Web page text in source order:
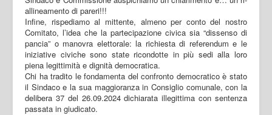
allineamento di pareri!!!
Infine, rispediamo al mittente, almeno per conto del nostro
Comitato, l’idea che la partecipazione civica sia “dissenso di
pancia” o manovra elettorale: la richiesta di referendum e le
iniziative civiche sono state ricondotte in più sedi alla loro
piena legittimità e dignità democratica.
Chi ha tradito le fondamenta del confronto democratico è stato
il Sindaco e la sua maggioranza in Consiglio comunale, con la
delibera 37 del 26.09.2024 dichiarata illegittima con sentenza
passata in giudicato.